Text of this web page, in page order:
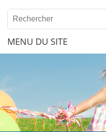
MENU DU SITE